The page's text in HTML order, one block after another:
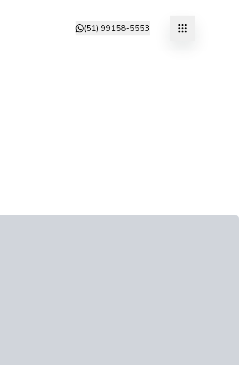
(51) 99158-5553